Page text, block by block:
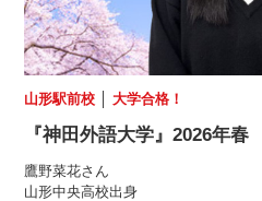
山形駅前校 │大学合格！
『神田外語大学』2026年春
鷹野菜花さん
山形中央高校出身